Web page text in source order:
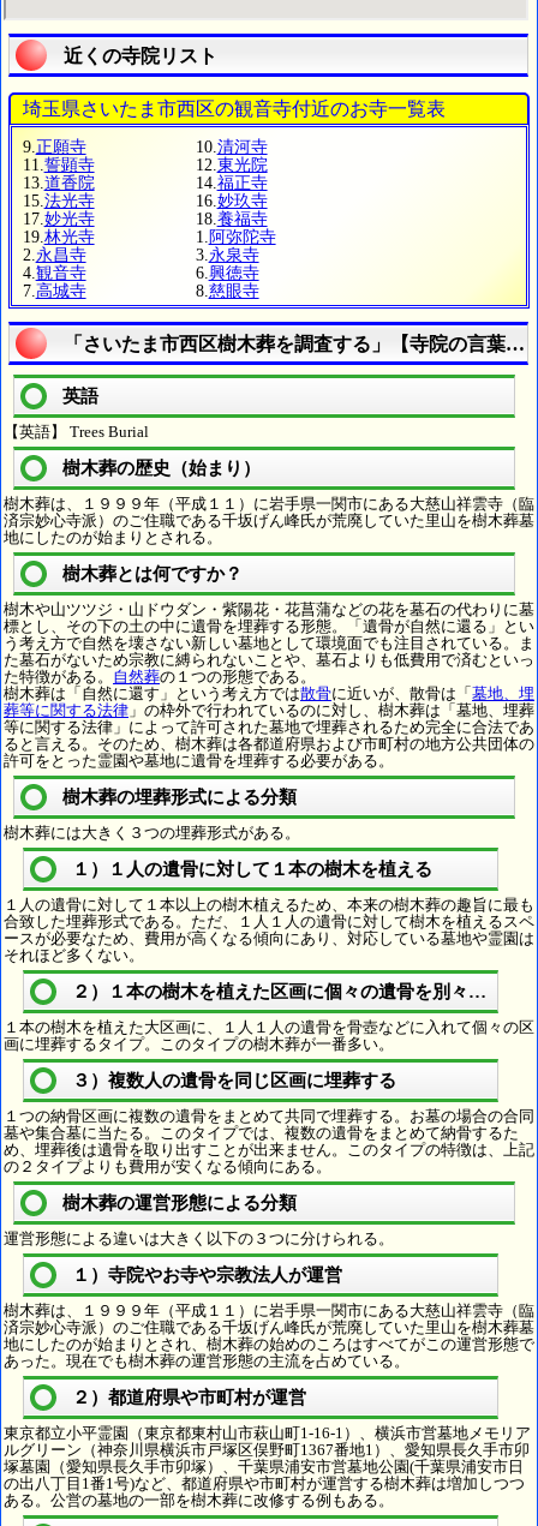
近くの寺院リスト
埼玉県さいたま市西区の観音寺付近のお寺一覧表
9. 正願寺 10. 清河寺
11. 誓顕寺 12. 東光院
13. 道香院 14. 福正寺
15. 法光寺 16. 妙玖寺
17. 妙光寺 18. 養福寺
19. 林光寺 1. 阿弥陀寺
2. 永昌寺 3. 永泉寺
4. 観音寺 6. 興徳寺
7. 高城寺 8. 慈眼寺
「さいたま市西区樹木葬を調査する」【寺院の言葉の
英語
【英語】 Trees Burial
樹木葬の歴史（始まり）
樹木葬は、１９９９年（平成１１）に岩手県一関市にある大慈山祥雲寺（臨
済宗妙心寺派）のご住職である千坂げん峰氏が荒廃していた里山を樹木葬墓
地にしたのが始まりとされる。
樹木葬とは何ですか？
樹木や山ツツジ・山ドウダン・紫陽花・花菖蒲などの花を墓石の代わりに墓
標とし、その下の土の中に遺骨を埋葬する形態。「遺骨が自然に還る」とい
う考え方で自然を壊さない新しい墓地として環境面でも注目されている。ま
た墓石がないため宗教に縛られないことや、墓石よりも低費用で済むといっ
た特徴がある。 自然葬の１つの形態である。
樹木葬は「自然に還す」という考え方では散骨に近いが、散骨は「 墓地、埋
葬等に関する法律 」の枠外で行われているのに対し、樹木葬は「墓地、埋葬
等に関する法律」によって許可された墓地で埋葬されるため完全に合法であ
ると言える。そのため、樹木葬は各都道府県および市町村の地方公共団体の
許可をとった霊園や墓地に遺骨を埋葬する必要がある。
樹木葬の埋葬形式による分類
樹木葬には大きく３つの埋葬形式がある。
１）１人の遺骨に対して１本の樹木を植える
１人の遺骨に対して１本以上の樹木植えるため、本来の樹木葬の趣旨に最も
合致した埋葬形式である。ただ、１人１人の遺骨に対して樹木を植えるスペ
ースが必要なため、費用が高くなる傾向にあり、対応している墓地や霊園は
それほど多くない。
２）１本の樹木を植えた区画に個々の遺骨を別々に埋葬
１本の樹木を植えた大区画に、１人１人の遺骨を骨壺などに入れて個々の区
画に埋葬するタイプ。このタイプの樹木葬が一番多い。
３）複数人の遺骨を同じ区画に埋葬する
１つの納骨区画に複数の遺骨をまとめて共同で埋葬する。お墓の場合の合同
墓や集合墓に当たる。このタイプでは、複数の遺骨をまとめて納骨するた
め、埋葬後は遺骨を取り出すことが出来ません。このタイプの特徴は、上記
の２タイプよりも費用が安くなる傾向にある。
樹木葬の運営形態による分類
運営形態による違いは大きく以下の３つに分けられる。
１）寺院やお寺や宗教法人が運営
樹木葬は、１９９９年（平成１１）に岩手県一関市にある大慈山祥雲寺（臨
済宗妙心寺派）のご住職である千坂げん峰氏が荒廃していた里山を樹木葬墓
地にしたのが始まりとされ、樹木葬の始めのころはすべてがこの運営形態で
あった。現在でも樹木葬の運営形態の主流を占めている。
２）都道府県や市町村が運営
東京都立小平霊園（東京都東村山市萩山町1-16-1）、横浜市営墓地メモリア
ルグリーン（神奈川県横浜市戸塚区俣野町1367番地1）、愛知県長久手市卯
塚墓園（愛知県長久手市卯塚）、千葉県浦安市営墓地公園(千葉県浦安市日
の出八丁目1番1号)など、都道府県や市町村が運営する樹木葬は増加しつつ
ある。公営の墓地の一部を樹木葬に改修する例もある。